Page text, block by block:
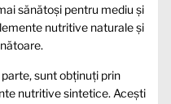
sănătoși pentru mediu și
nutritive naturale și
sunt obținuți prin
nutritive sintetice. Acești